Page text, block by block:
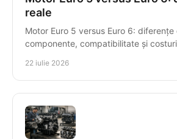
reale
Motor Euro 5 versus Euro 6: diferențe
componente, compatibilitate și
22 iulie 2026